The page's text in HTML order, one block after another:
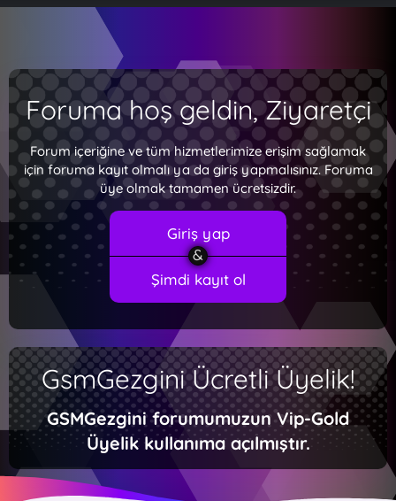
Foruma hoş geldin, Ziyaretçi
Forum içeriğine ve tüm hizmetlerimize erişim sağlamak
için foruma kayıt olmalı ya da giriş yapmalısınız. Foruma
üye olmak tamamen ücretsizdir.
Giriş yap
Şimdi kayıt ol
GsmGezgini Ücretli Üyelik!
GSMGezgini forumumuzun Vip-Gold
Üyelik kullanıma açılmıştır.